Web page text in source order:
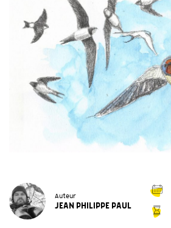
Auteur
JEAN PHILIPPE PAUL